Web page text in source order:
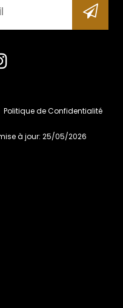
Politique de Confidentialité
à jour: 25/05/2026